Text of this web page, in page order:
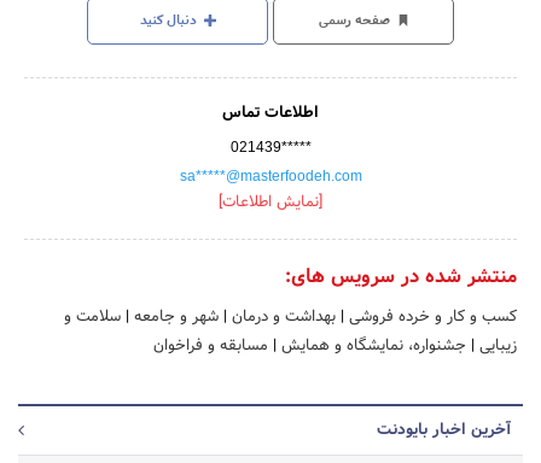
صفحه رسمی دنبال کنید
اطلاعات تماس
021439*****
sa*****@masterfoodeh.com
[نمایش اطلاعات]
منتشر شده در سرویس های:
کسب و کار و خرده فروشی | بهداشت و درمان | شهر و جامعه | سلامت و
زیبایی | جشنواره، نمایشگاه و همایش | مسابقه و فراخوان
آخرین اخبار بایودنت